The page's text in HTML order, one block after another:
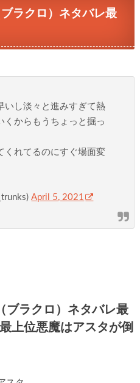
ラクロ）ネタバレ最
いし淡々と進みすぎて熱
くからもうちょっと掘っ
くれてるのにすぐ場面変
April 5, 2021
ブラクロ）ネタバレ最
上位悪魔はアスタが倒